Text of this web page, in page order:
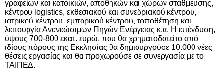
γραφείων και κατοικιών, αποθηκών και χώρων στάθμευσης,
κέντρου logistics, εκθεσιακού και συνεδριακού κέντρου,
ιατρικού κέντρου, εμπορικού κέντρου, τοποθέτηση και
λειτουργία Ανανεώσιμων Πηγών Ενέργειας κ.ά. Η επένδυση,
ύψους 700-800 εκατ. ευρώ, που θα χρηματοδοτείτο από
ιδίους πόρους της Εκκλησίας θα δημιουργούσε 10.000 νέες
θέσεις εργασίας και θα προχωρούσε σε συνεργασία με το
ΤΑΙΠΕΔ.